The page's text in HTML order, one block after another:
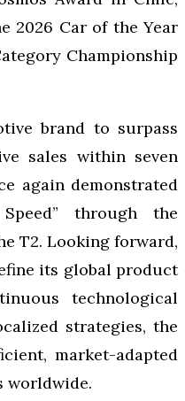
2026 Car of the Year
Championship
brand to surpass
sales within seven
again demonstrated
through the
T2. Looking forward,
its global product
technological
strategies, the
market-adapted
worldwide.